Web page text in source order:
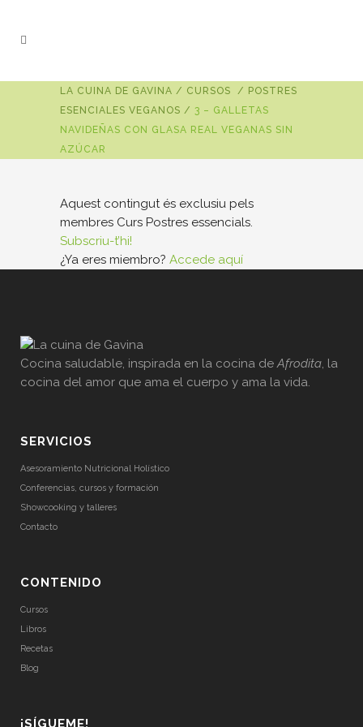
LA CUINA DE GAVINA / CURSOS / POSTRES
ESENCIALES VEGANOS / 3 – GALLETAS
NAVIDEÑAS CON GLASA REAL VEGANAS SIN
AZÚCAR
Aquest contingut és exclusiu pels
membres Curs Postres essencials.
Subscriu-t’hi!
¿Ya eres miembro? Accede aquí
Cocina saludable, inspirada en la cocina deAfrodita, la
cocina del amor que ama el cuerpo y ama la vida.
SERVICIOS
Asesoramiento Nutricional Holístico
Conferencias, cursos y formación
Showcooking y talleres
Contacto
CONTENIDO
Cursos
Libros
Recetas
Blog
¡SÍGUEME!